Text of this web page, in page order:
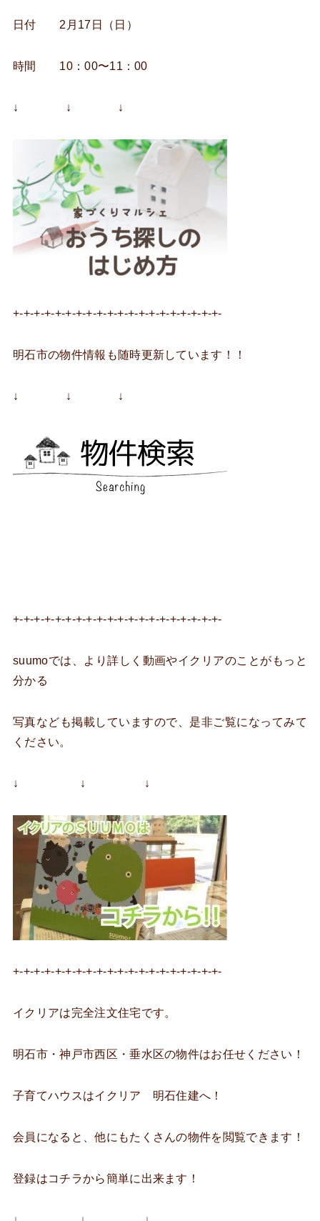
日付 2月17日（日）
時間 10：00〜11：00
↓ ↓ ↓
+-+-+-+-+-+-+-+-+-+-+-+-+-+-+-+-+-+-+-+-
明石市の物件情報も随時更新しています！！
↓ ↓ ↓
+-+-+-+-+-+-+-+-+-+-+-+-+-+-+-+-+-+-+-+-
suumoでは、より詳しく動画やイクリアのことがもっと
分かる
写真なども掲載していますので、是非ご覧になってみて
ください。
↓ ↓ ↓
+-+-+-+-+-+-+-+-+-+-+-+-+-+-+-+-+-+-+-+-
イクリアは完全注文住宅です。
明石市・神戸市西区・垂水区の物件はお任せください！
子育てハウスはイクリア 明石住建へ！
会員になると、他にもたくさんの物件を閲覧できます！
登録はコチラから簡単に出来ます！